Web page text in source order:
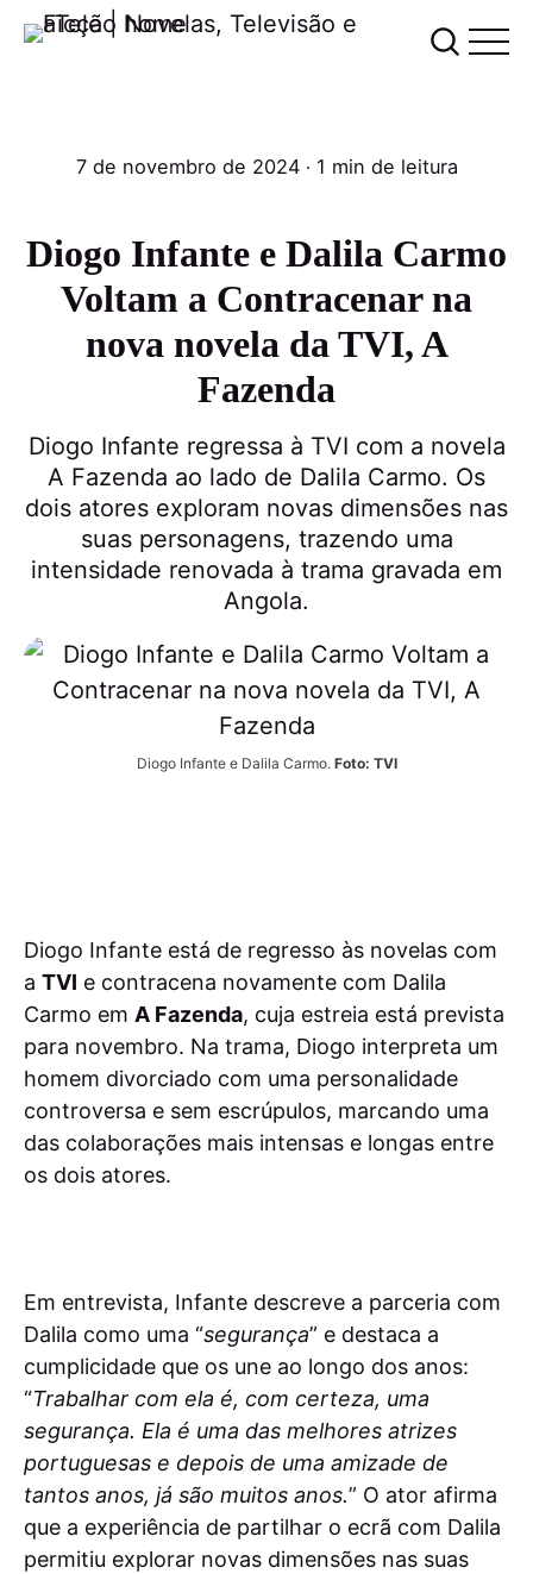
7 de novembro de 2024∙ 1 min de leitura
Diogo Infante e Dalila Carmo
Voltam a Contracenar na
nova novela da TVI, A
Fazenda
Diogo Infante regressa à TVI com a novela
A Fazenda ao lado de Dalila Carmo. Os
dois atores exploram novas dimensões nas
suas personagens, trazendo uma
intensidade renovada à trama gravada em
Angola.
Diogo Infante e Dalila Carmo. Foto: TVI
Diogo Infante está de regresso às novelas com
a TVI e contracena novamente com Dalila
Carmo em A Fazenda, cuja estreia está prevista
para novembro. Na trama, Diogo interpreta um
homem divorciado com uma personalidade
controversa e sem escrúpulos, marcando uma
das colaborações mais intensas e longas entre
os dois atores.
Em entrevista, Infante descreve a parceria com
Dalila como uma “segurança” e destaca a
cumplicidade que os une ao longo dos anos:
“Trabalhar com ela é, com certeza, uma
segurança. Ela é uma das melhores atrizes
portuguesas e depois de uma amizade de
tantos anos, já são muitos anos.” O ator afirma
que a experiência de partilhar o ecrã com Dalila
permitiu explorar novas dimensões nas suas